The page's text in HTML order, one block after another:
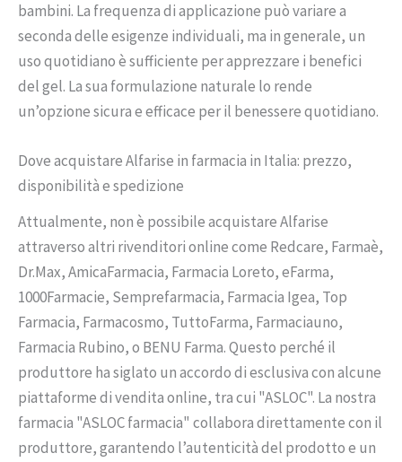
bambini. La frequenza di applicazione può variare a
seconda delle esigenze individuali, ma in generale, un
uso quotidiano è sufficiente per apprezzare i benefici
del gel. La sua formulazione naturale lo rende
un’opzione sicura e efficace per il benessere quotidiano.
Dove acquistare Alfarise in farmacia in Italia: prezzo,
disponibilità e spedizione
Attualmente, non è possibile acquistare Alfarise
attraverso altri rivenditori online come Redcare, Farmaè,
Dr.Max, AmicaFarmacia, Farmacia Loreto, eFarma,
1000Farmacie, Semprefarmacia, Farmacia Igea, Top
Farmacia, Farmacosmo, TuttoFarma, Farmaciauno,
Farmacia Rubino, o BENU Farma. Questo perché il
produttore ha siglato un accordo di esclusiva con alcune
piattaforme di vendita online, tra cui "ASLOC". La nostra
farmacia "ASLOC farmacia" collabora direttamente con il
produttore, garantendo l’autenticità del prodotto e un